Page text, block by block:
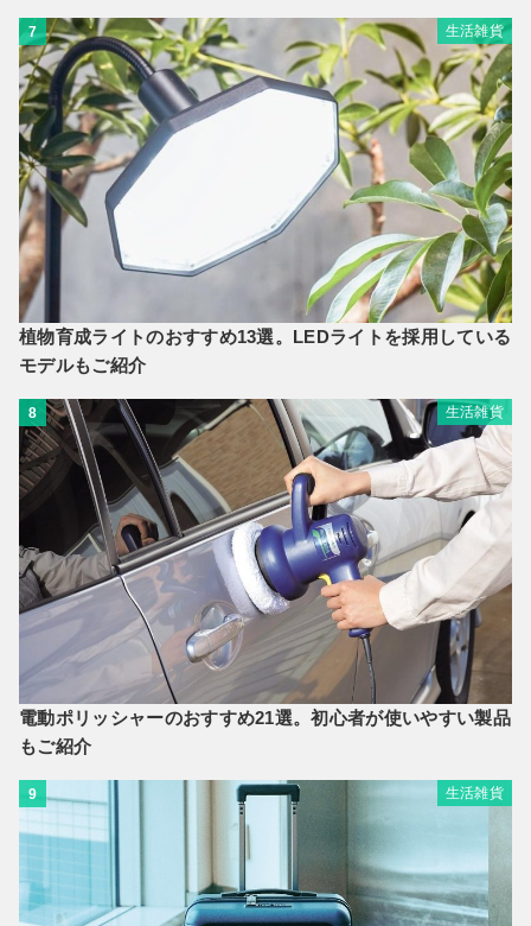
7 生活雑貨
植物育成ライトのおすすめ13選。LEDライトを採用している
モデルもご紹介
8 生活雑貨
電動ポリッシャーのおすすめ21選。初心者が使いやすい製品
もご紹介
9 生活雑貨